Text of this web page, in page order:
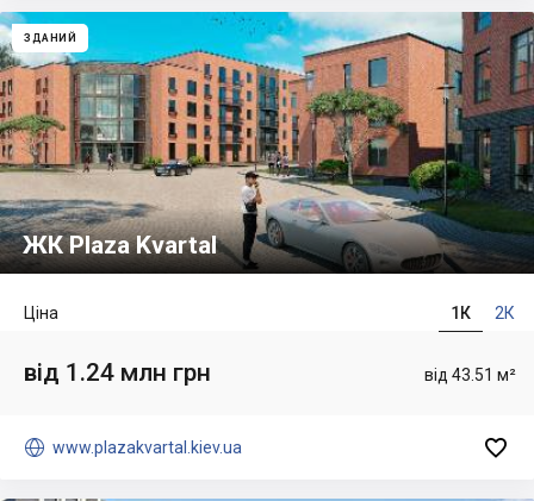
ЗДАНИЙ
ЖК Plaza Kvartal
1К 2К
Ціна
від 43.51 м²
від 1.24 млн грн
 www.plazakvartal.kiev.ua 